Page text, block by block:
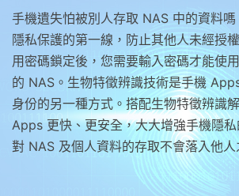
手機遺失怕被別人存取 NAS 中的資料
隱私保護的第一線，防止其他人未經授
用密碼鎖定後，您需要輸入密碼才能使
的 NAS。生物特徵辨識技術是手機
身份的另一種方式。搭配生物特徵辨識
Apps 更快、更安全，大大增強手機隱
對 NAS 及個人資料的存取不會落入他人